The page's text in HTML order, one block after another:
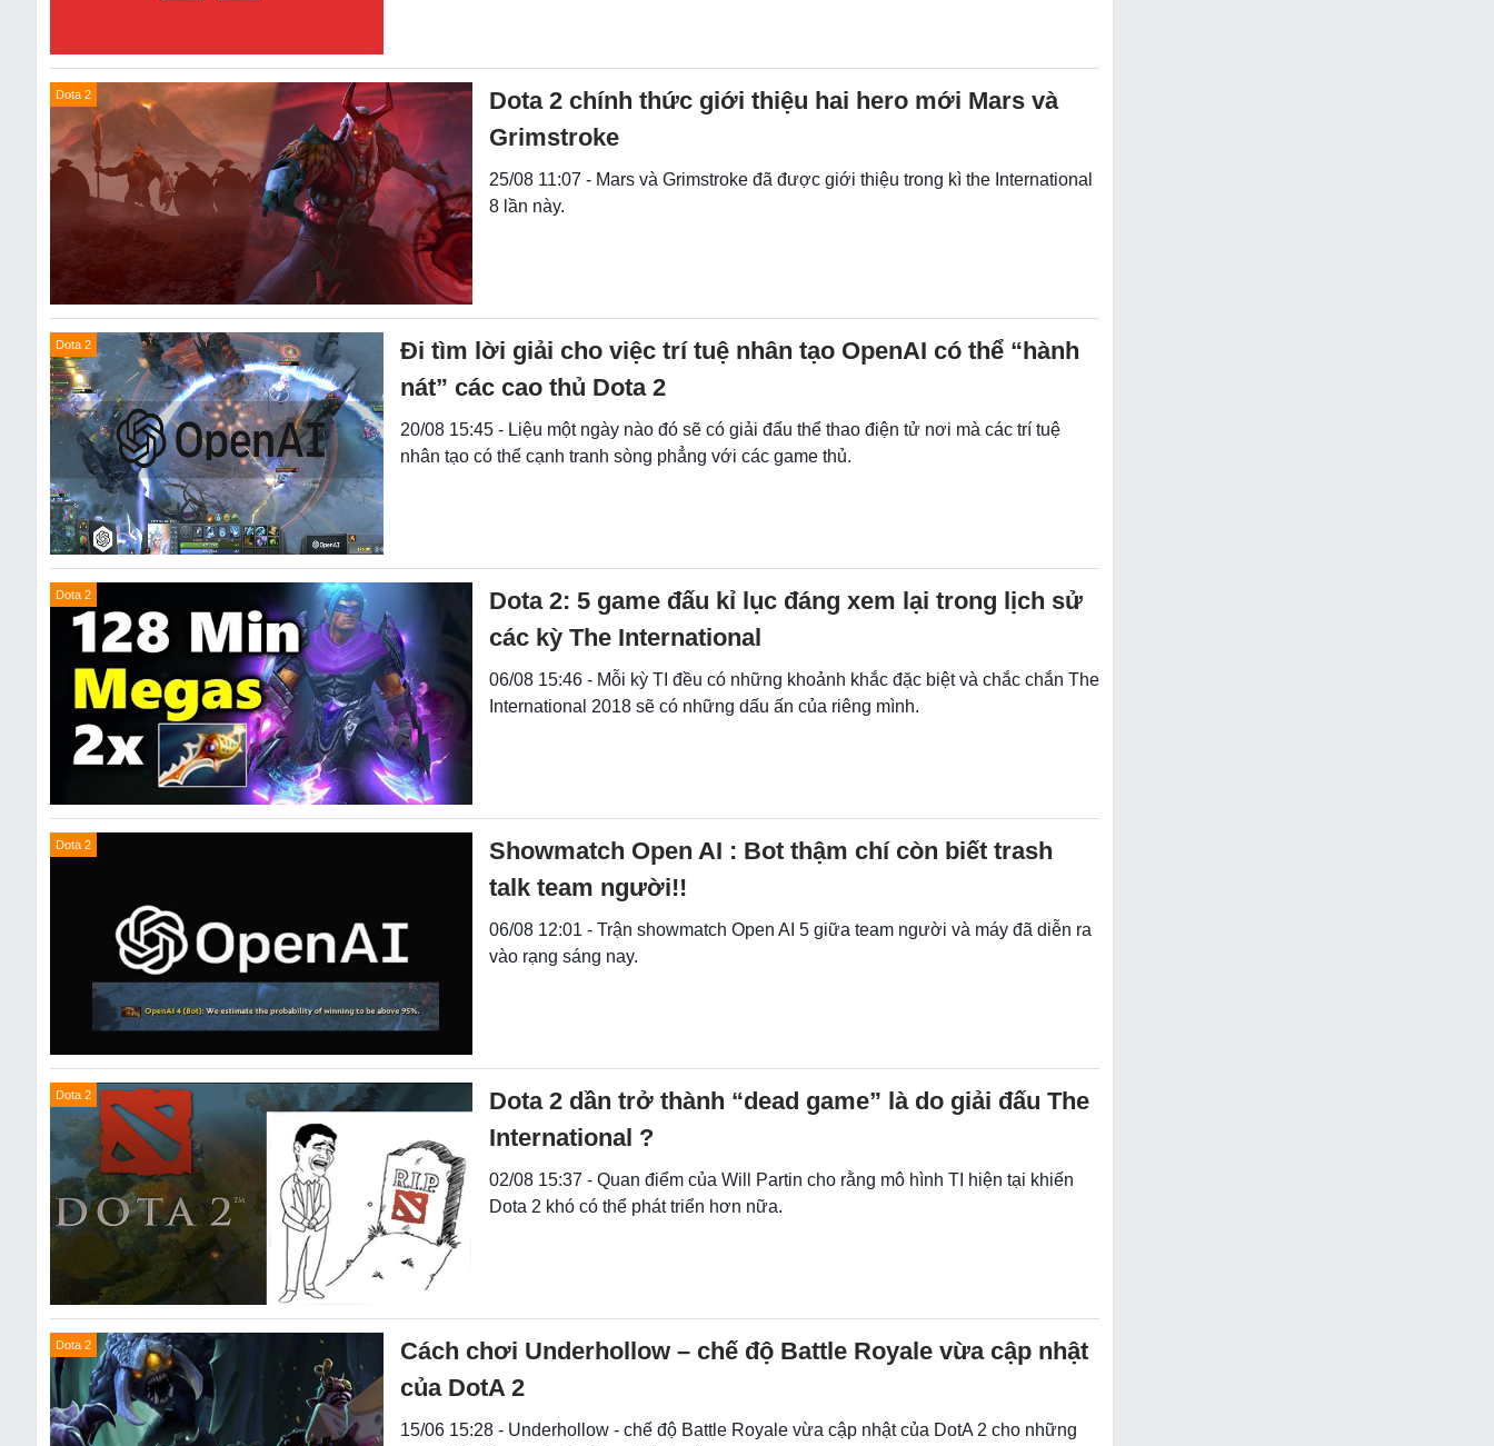
Dota 2
Dota 2 chính thức giới thiệu hai hero mới Mars và
Grimstroke
25/08 11:07 - Mars và Grimstroke đã được giới thiệu trong kì the International
8 lần này.
Dota 2
Đi tìm lời giải cho việc trí tuệ nhân tạo OpenAI có thể “hành
nát” các cao thủ Dota 2
20/08 15:45 - Liệu một ngày nào đó sẽ có giải đấu thể thao điện tử nơi mà các trí tuệ
nhân tạo có thể cạnh tranh sòng phẳng với các game thủ.
Dota 2
Dota 2: 5 game đấu kỉ lục đáng xem lại trong lịch sử
các kỳ The International
06/08 15:46 - Mỗi kỳ TI đều có những khoảnh khắc đặc biệt và chắc chắn The
International 2018 sẽ có những dấu ấn của riêng mình.
Dota 2
Showmatch Open AI : Bot thậm chí còn biết trash
talk team người!!
06/08 12:01 - Trận showmatch Open AI 5 giữa team người và máy đã diễn ra
vào rạng sáng nay.
Dota 2
Dota 2 dần trở thành “dead game” là do giải đấu The
International ?
02/08 15:37 - Quan điểm của Will Partin cho rằng mô hình TI hiện tại khiến
Dota 2 khó có thể phát triển hơn nữa.
Dota 2
Cách chơi Underhollow – chế độ Battle Royale vừa cập nhật
của DotA 2
15/06 15:28 - Underhollow - chế độ Battle Royale vừa cập nhật của DotA 2 cho những